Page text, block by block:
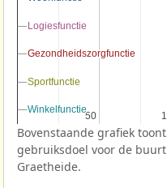
50
50
Logiesfunctie
Logiesfunctie
Gezondheidszorgfunctie
Gezondheidszorgfunctie
Sportfunctie
Sportfunctie
Winkelfunctie
Winkelfunctie
Bovenstaande grafiek
gebruiksdoel voor de
Graetheide.